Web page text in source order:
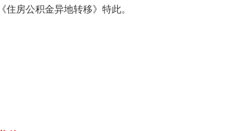
住房公积金异地转移》特此。